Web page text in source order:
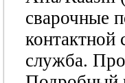
сварочные
контактной
служба.